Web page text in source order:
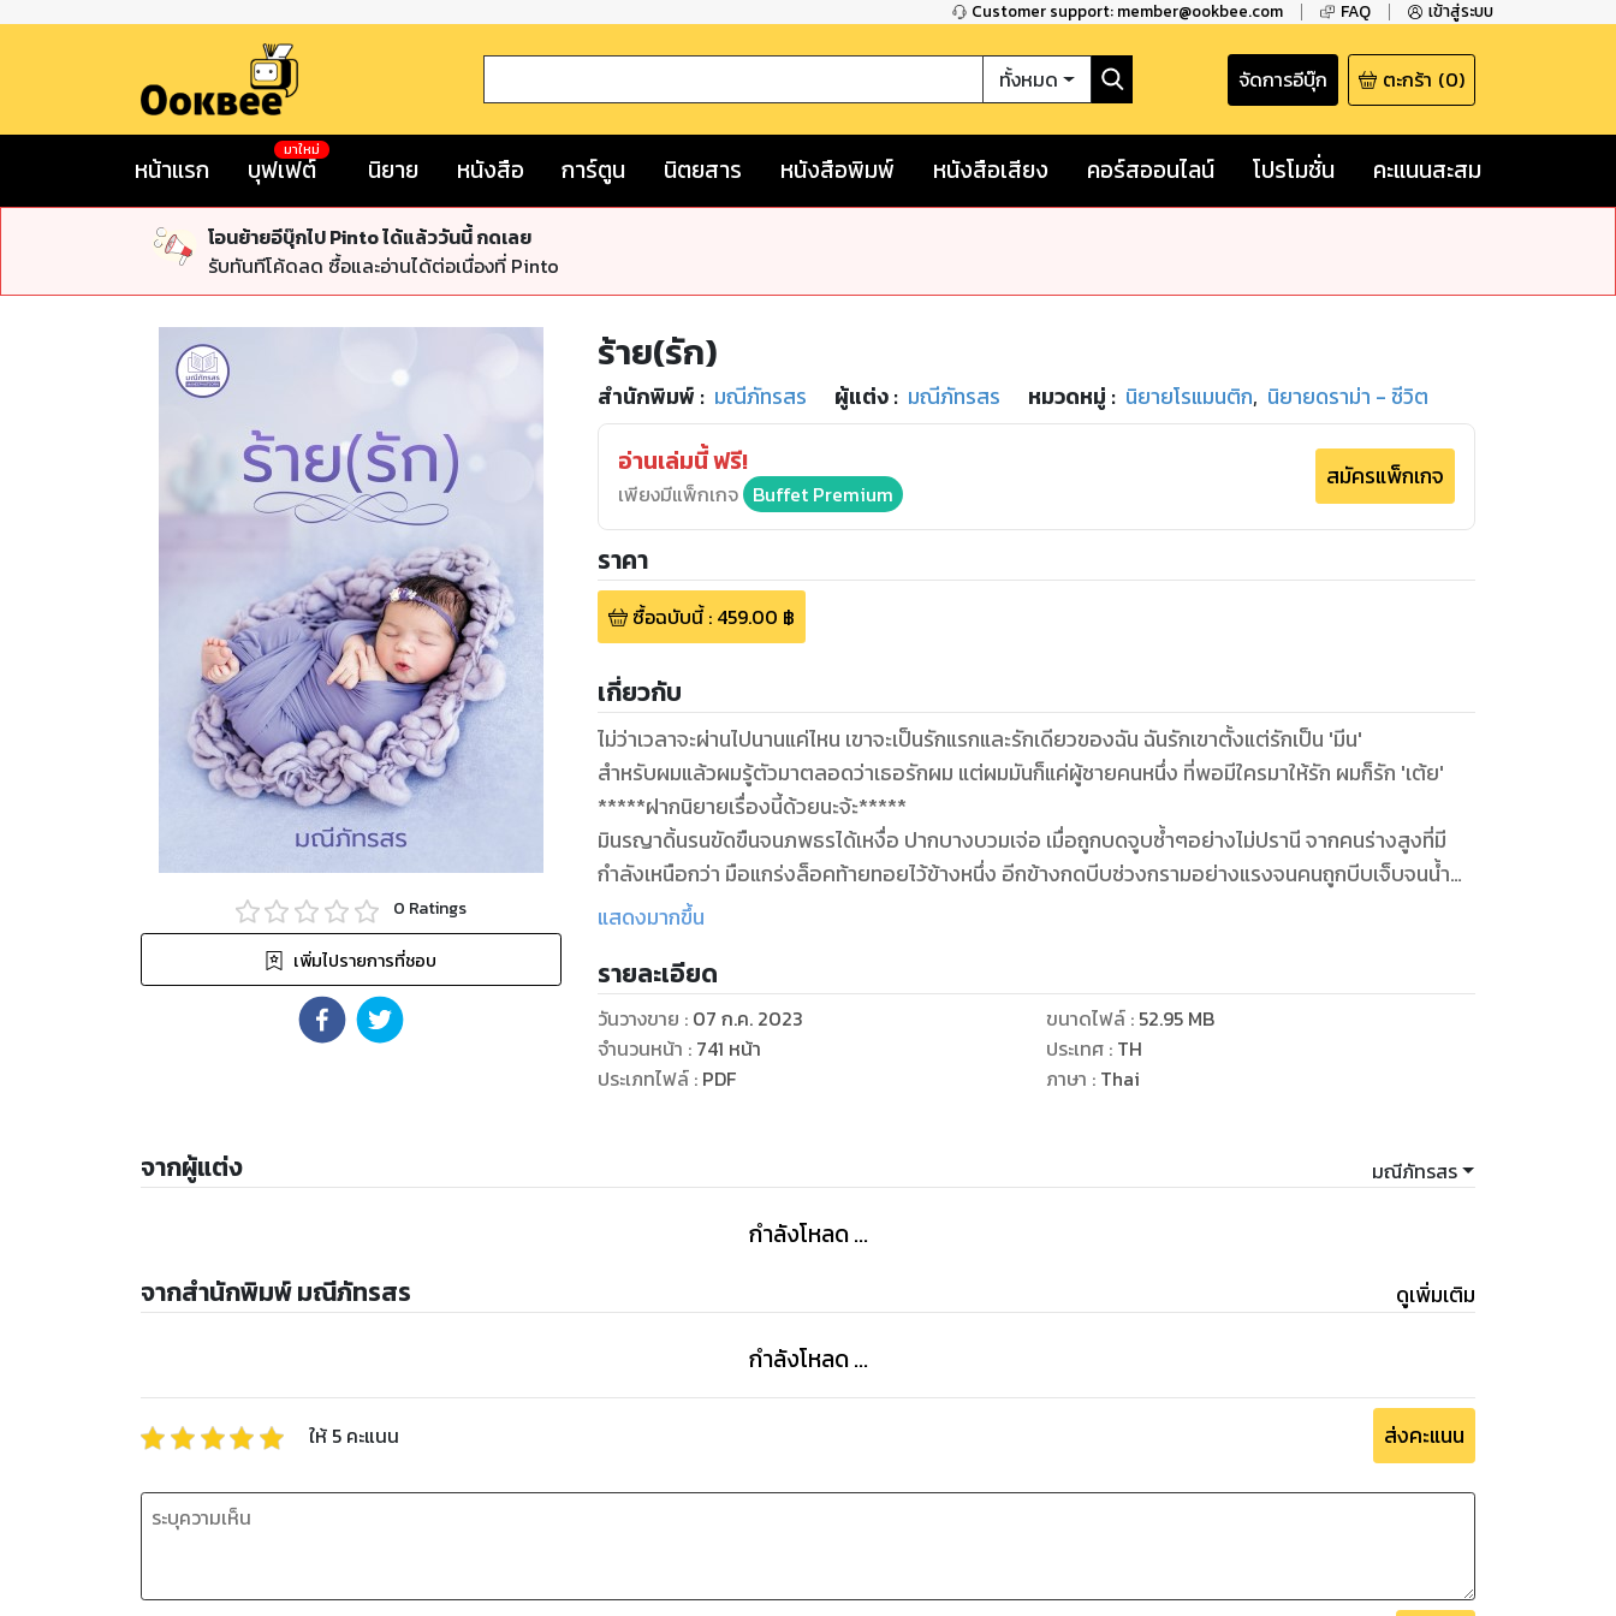
Customer support: member@ookbee.com FAQ เข้าสู่ระบบ
ทั้งหมด จัดการอีบุ๊ก ตะกร้า (0)
หน้าแรก บุฟเฟต์
มาใหม่
นิยาย หนังสือ การ์ตูน นิตยสาร หนังสือพิมพ์ หนังสือเสียง คอร์สออนไลน์ โปรโมชั่น คะแนนสะสม
โอนย้ายอีบุ๊กไป Pinto ได้แล้ววันนี้ กดเลย
รับทันทีโค้ดลด ซื้อและอ่านได้ต่อเนื่องที่ Pinto
0 Ratings
เพิ่มไปรายการที่ชอบ
ร้าย(รัก)
สำนักพิมพ์ : มณีภัทรสร ผู้แต่ง : มณีภัทรสร หมวดหมู่ : นิยายโรแมนติก, นิยายดราม่า - ชีวิต
อ่านเล่มนี้ ฟรี!
เพียงมีแพ็กเกจ Buffet Premium
สมัครแพ็กเกจ
ราคา
ซื้อฉบับนี้: 459.00 ฿
เกี่ยวกับ
ไม่ว่าเวลาจะผ่านไปนานแค่ไหน เขาจะเป็นรักแรกและรักเดียวของฉัน ฉันรักเขาตั้งแต่รักเป็น 'มีน'
สำหรับผมแล้วผมรู้ตัวมาตลอดว่าเธอรักผม แต่ผมมันก็แค่ผู้ชายคนหนึ่ง ที่พอมีใครมาให้รัก ผมก็รัก 'เต้ย'
*****ฝากนิยายเรื่องนี้ด้วยนะจ้ะ*****
มินรญาดิ้นรนขัดขืนจนภพธรได้เหงื่อ ปากบางบวมเจ่อ เมื่อถูกบดจูบซ้ำๆอย่างไม่ปรานี จากคนร่างสูงที่มี
กำลังเหนือกว่า มือแกร่งล็อคท้ายทอยไว้ข้างหนึ่ง อีกข้างกดบีบช่วงกรามอย่างแรงจนคนถูกบีบเจ็บจนน้ำตา
ซึม
"หนีทำไม ดิ้นทำไม ชอบนี่ก็เคยจูบอยู่บ่อยๆแล้วจะดิ้นให้เจ็บตัวทำไม"ภพธรเอ่ยเสียงกร้าวเมื่อถอนปากออก
มินรญาหอบหนักเมื่อเป็นอิสระ ร่างบางรีบหายใจเข้าปอดแรงๆ
"ปล่อย!"มือบางผลักอกภพธร มินรญารู้ว่าธีรเทพต้องแอบดูอยู่แถวนี้ แต่เขาเป็นคนฉลาดเขาจะต้องดูจน
"ไม่ปล่อย! ทำไมจะรีบไปหาใครล่ะ ไอ้หน้าเข้มนั่นหรือว่าพี่ธี!"ภพธรถามเสียงดัง ในตาแดงก่ำ"ระวังคำพูดบ้าง
"มินรญายังคงรักษาระยะห่าง พูดอ้อมๆเพื่อให้ภพธรได้สติ"ทำไมกลัวใครมาเห็น ก็บ้านผมไงจะทำอะไรตรง
ไหนก็ได้
แสดงมากขึ้น
รายละเอียด
วันวางขาย : 07 ก.ค. 2023
จำนวนหน้า : 741 หน้า
ประเภทไฟล์: PDF
ขนาดไฟล์: 52.95 MB
ประเทศ : TH
ภาษา : Thai
จากผู้แต่ง มณีภัทรสร
กำลังโหลด ...
จากสำนักพิมพ์ มณีภัทรสร ดูเพิ่มเติม
กำลังโหลด ...
ให้ 5 คะแนน ส่งคะแนน